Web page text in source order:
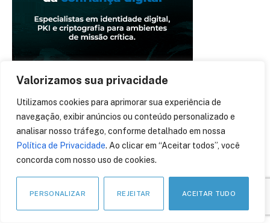
Valorizamos sua privacidade
Utilizamos cookies para aprimorar sua experiência de
navegação, exibir anúncios ou conteúdo personalizado e
analisar nosso tráfego, conforme detalhado em nossa
Política de Privacidade. Ao clicar em “Aceitar todos”, você
concorda com nosso uso de cookies.
PERSONALIZAR REJEITAR ACEITAR TUDO